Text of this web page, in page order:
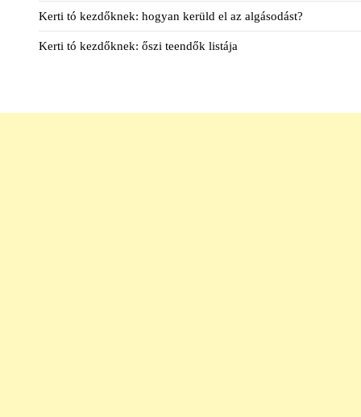
Kerti tó kezdőknek: hogyan kerüld el az algásodást?
Kerti tó kezdőknek: őszi teendők listája